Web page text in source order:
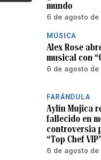
mundo
6 de agosto de
MÚSICA
Alex Rose
musical con
6 de agosto
FARÁNDULA
Aylín Mujica
fallecido en
controversia
“Top Chef
6 de agosto